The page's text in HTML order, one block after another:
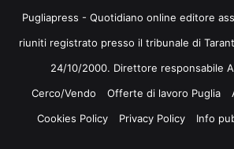
Pugliapress - Quotidiano online editore
riuniti registrato presso il tribunale di
24/10/2000. Direttore responsabile
Cerco/Vendo
Offerte di lavoro Puglia
Cookies Policy
Privacy Policy Info